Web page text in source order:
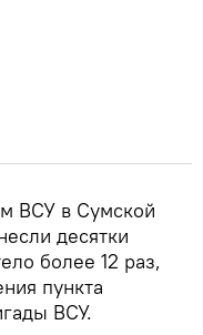
ВСУ в Сумской
десятки
более 12 раз,
пункта
ВСУ.